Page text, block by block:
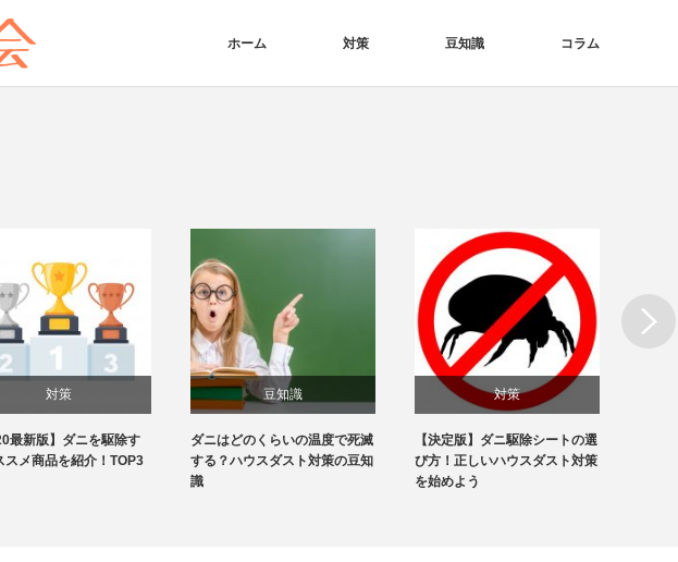
ホーム 対策 豆知識 コラム
対策
最新版】ダニを駆除す
スメ商品を紹介！TOP3
豆知識
ダニはどのくらいの温度で死滅
する？ハウスダスト対策の豆知
識
対策
【決定版】ダニ駆除シートの選
び方！正しいハウスダスト対策
を始めよう
Next